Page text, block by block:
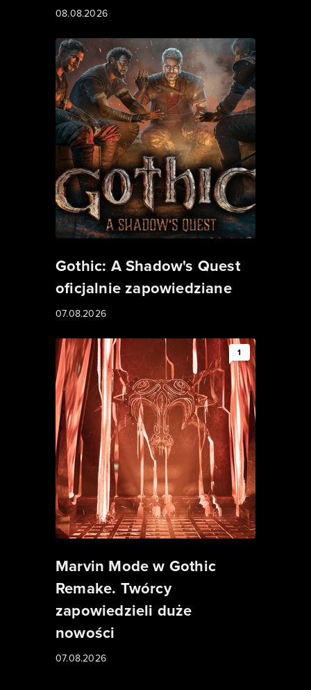
08.08.2026
Gothic: A Shadow's Quest
oficjalnie zapowiedziane
07.08.2026
1
Marvin Mode w Gothic
Remake. Twórcy
zapowiedzieli duże
nowości
07.08.2026